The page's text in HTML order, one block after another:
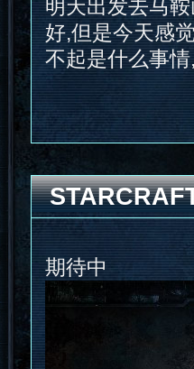
明天出发去马
好,但是今天感
不起是什么事
期待中